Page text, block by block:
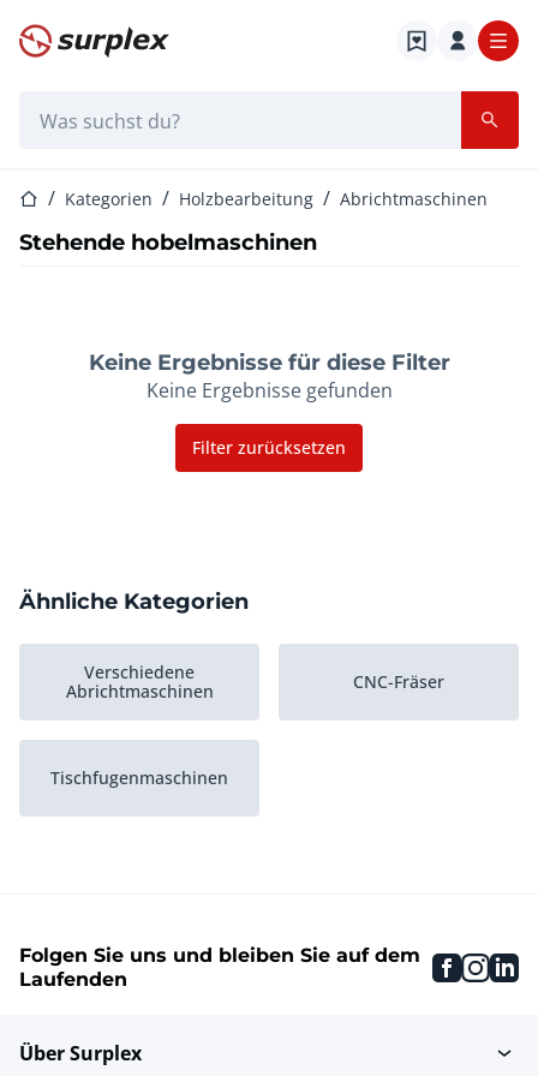
Startseite
StartseiteKategorien Holzbearbeitung Abrichtmaschinen
Stehende hobelmaschinen
Keine Ergebnisse für diese Filter
Keine Ergebnisse gefunden
Filter zurücksetzen
Ähnliche Kategorien
Verschiedene
Abrichtmaschinen
CNC-Fräser
Tischfugenmaschinen
Folgen Sie uns und bleiben Sie auf dem
Laufenden
Über Surplex